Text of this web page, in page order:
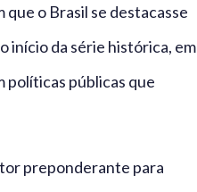
o Brasil se destacasse
início da série histórica, em
políticas públicas que
preponderante para